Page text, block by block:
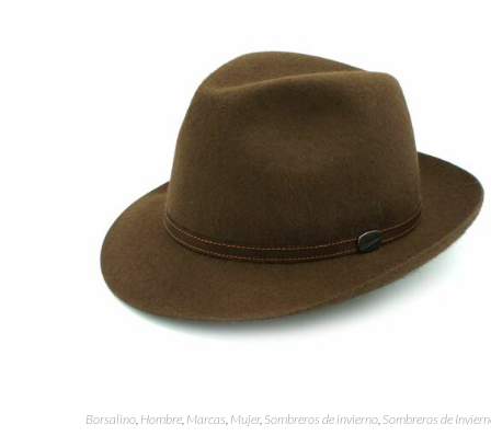
Borsalino, Hombre, Marcas, Mujer, Sombreros de invierno, Sombreros de